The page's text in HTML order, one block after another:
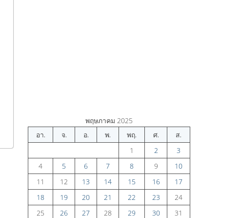
พฤษภาคม 2025
อา.
จ. อ. พ. พฤ. ศ.
ส.
1
2
3
4
5 6 7 8 9
10
11
12 13 14 15 16
17
18
19 20 21 22 23
24
25
26 27 28 29 30 31